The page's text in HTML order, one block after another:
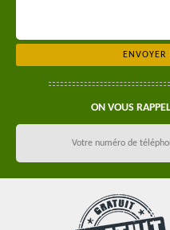
ON VOUS